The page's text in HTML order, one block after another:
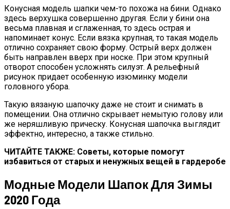
Конусная модель шапки чем-то похожа на бини. Однако
здесь верхушка совершенно другая. Если у бини она
весьма плавная и сглаженная, то здесь острая и
напоминает конус. Если вязка крупная, то такая модель
отлично сохраняет свою форму. Острый верх должен
быть направлен вверх при носке. При этом крупный
отворот способен усложнять силуэт. А рельефный
рисунок придает особенную изюминку модели
головного убора.
Такую вязаную шапочку даже не стоит и снимать в
помещении. Она отлично скрывает немытую голову или
же неряшливую прическу. Конусная шапочка выглядит
эффектно, интересно, а также стильно.
ЧИТАЙТЕ ТАКЖЕ: Советы, которые помогут
избавиться от старых и ненужных вещей в гардеробе
Модные Модели Шапок Для Зимы
2020 Года